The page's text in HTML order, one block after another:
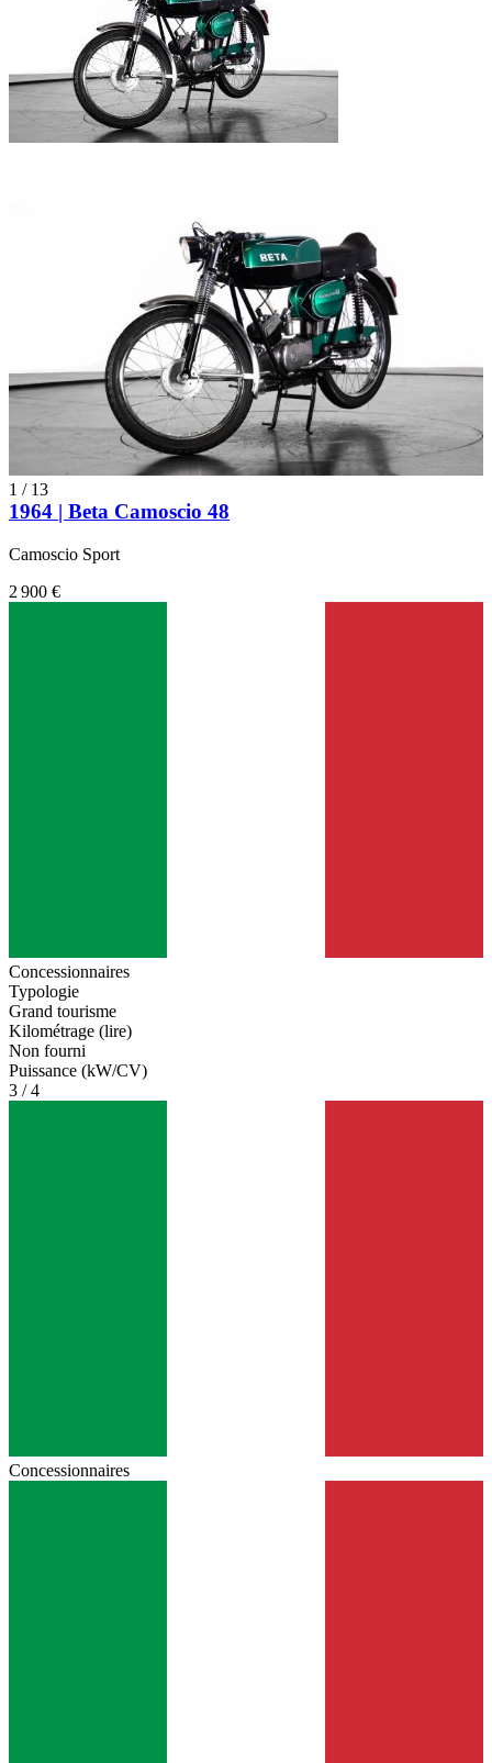
1 / 13
1964 | Beta Camoscio 48
Camoscio Sport
2 900 €
Concessionnaires
Typologie
Grand tourisme
Kilométrage (lire)
Non fourni
Puissance (kW/CV)
3 / 4
Concessionnaires